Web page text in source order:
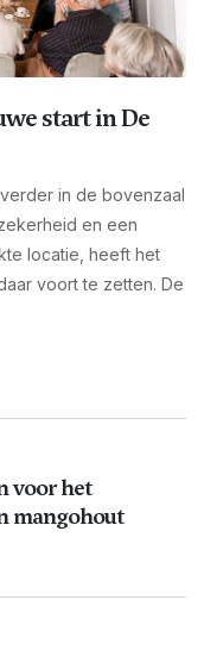
start in De
in de bovenzaal
en een
locatie, heeft het
voort te zetten. De
voor het
mangohout